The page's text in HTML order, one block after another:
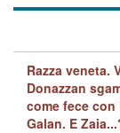
Razza veneta.
Donazzan
come fece
Galan. E